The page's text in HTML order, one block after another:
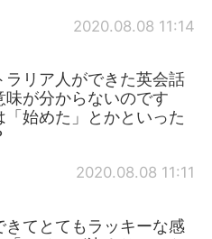
2020.08.08 11:14
ラリア人ができた英会話
味が分からないのです
始めた」とかといった
2020.08.08 11:11
きてとてもラッキーな感